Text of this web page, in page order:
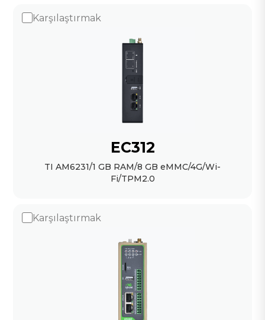
Karşılaştırmak
EC312
TI AM6231/1 GB RAM/8 GB eMMC/4G/Wi-
Fi/TPM2.0
Karşılaştırmak